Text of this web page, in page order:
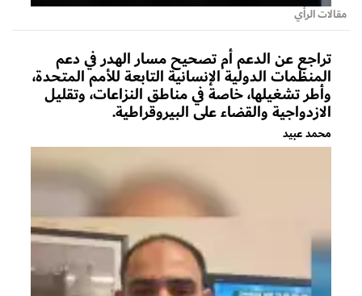
مقالات الرأي
تراجع عن الدعم أم تصحيح مسار الهدر في دعم
المنظمات الدولية الإنسانية التابعة للأمم المتحدة،
وأطر تشغيلها، خاصة في مناطق النزاعات، وتقليل
الازدواجية والقضاء على البيروقراطية.
محمد عبيد